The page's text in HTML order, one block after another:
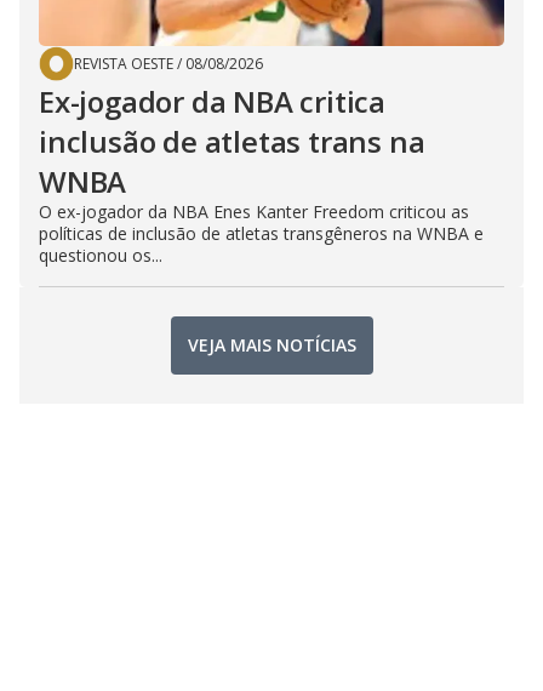
REVISTA OESTE/ 08/08/2026
Ex-jogador da NBA critica
inclusão de atletas trans na
WNBA
O ex-jogador da NBA Enes Kanter Freedom criticou as
políticas de inclusão de atletas transgêneros na WNBA e
questionou os...
VEJA MAIS NOTÍCIAS